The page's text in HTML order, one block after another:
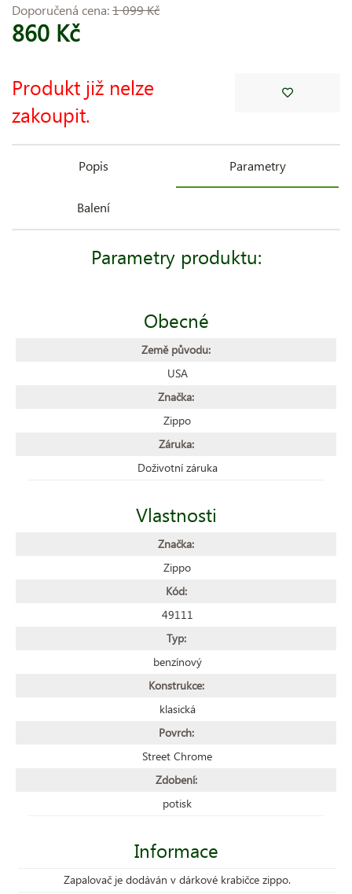
Doporučená cena:1 099 Kč
860 Kč
Produkt již nelze
zakoupit.
Popis Parametry
Balení
Parametry produktu:
Obecné
Země původu:
USA
Značka:
Zippo
Záruka:
Doživotní záruka
Vlastnosti
Značka:
Zippo
Kód:
49111
Typ:
benzínový
Konstrukce:
klasická
Povrch:
Street Chrome
Zdobení:
potisk
Informace
Zapalovač je dodáván v dárkové krabičce zippo.